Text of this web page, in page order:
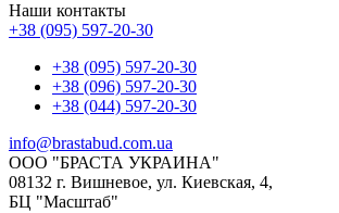
Наши контакты
+38 (095) 597-20-30
+38 (095) 597-20-30
+38 (096) 597-20-30
+38 (044) 597-20-30
info@brastabud.com.ua
ООО "БРАСТА УКРАИНА"
08132 г. Вишневое, ул. Киевская, 4,
БЦ "Масштаб"